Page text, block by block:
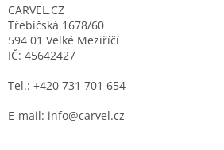
CARVEL.CZ
Třebíčská 1678/60
594 01 Velké Meziříčí
IČ: 45642427
Tel.: +420 731 701 654
E-mail: info@carvel.cz